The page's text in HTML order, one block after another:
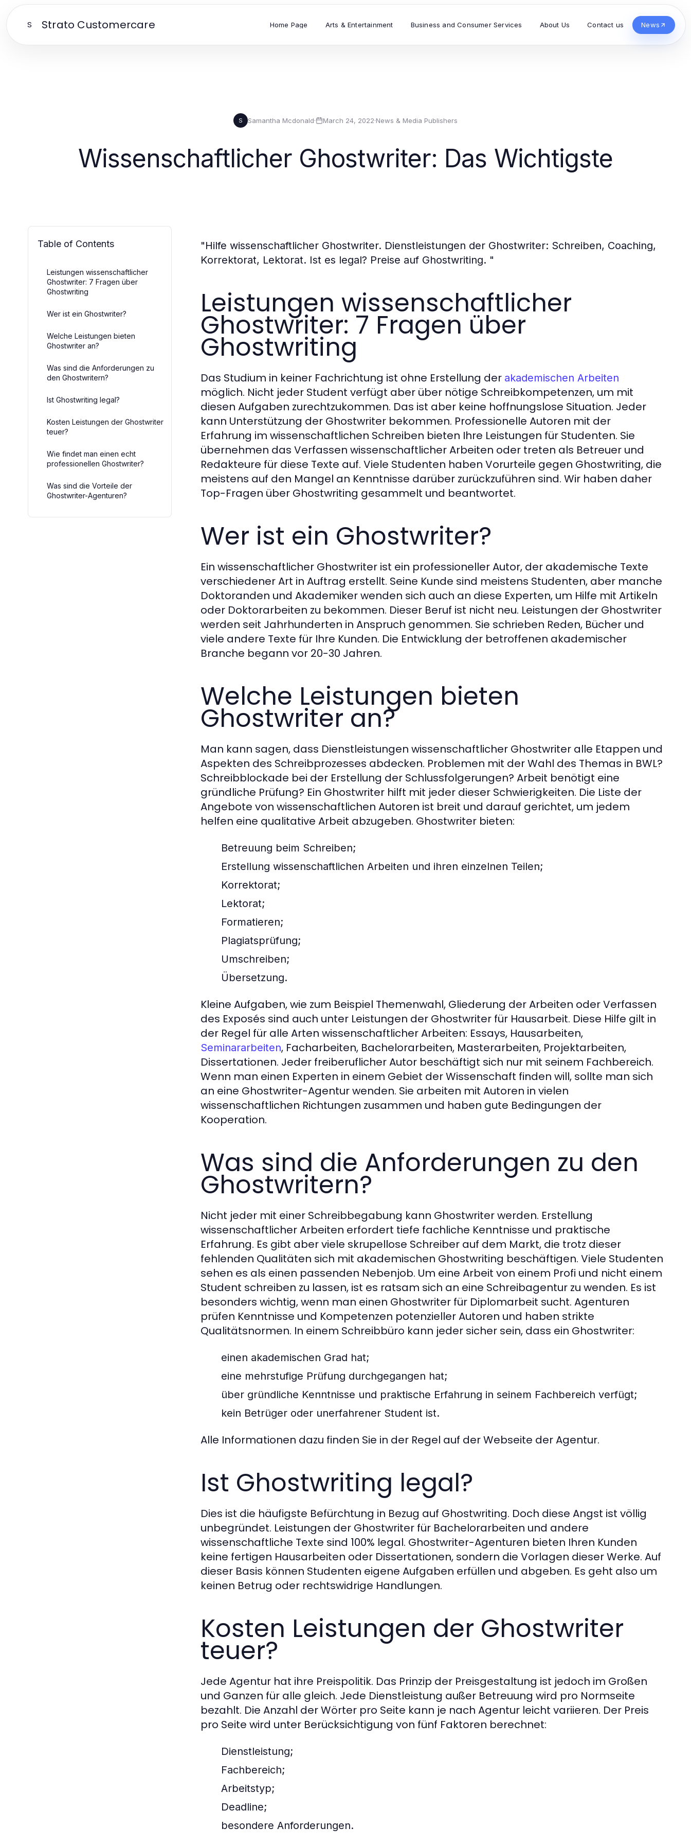
S Strato Customercare Home Page Arts & Entertainment Business and Consumer Services About Us Contact us News
S Samantha Mcdonald· March 24, 2022·News & Media Publishers
Wissenschaftlicher Ghostwriter: Das Wichtigste
Table of Contents
Leistungen wissenschaftlicher
Ghostwriter: 7 Fragen über
Ghostwriting
Wer ist ein Ghostwriter?
Welche Leistungen bieten
Ghostwriter an?
Was sind die Anforderungen zu
den Ghostwritern?
Ist Ghostwriting legal?
Kosten Leistungen der Ghostwriter
teuer?
Wie findet man einen echt
professionellen Ghostwriter?
Was sind die Vorteile der
Ghostwriter-Agenturen?
"Hilfe wissenschaftlicher Ghostwriter. Dienstleistungen der Ghostwriter: Schreiben, Coaching,
Korrektorat, Lektorat. Ist es legal? Preise auf Ghostwriting. "
Leistungen wissenschaftlicher
Ghostwriter: 7 Fragen über
Ghostwriting
Das Studium in keiner Fachrichtung ist ohne Erstellung der akademischen Arbeiten
möglich. Nicht jeder Student verfügt aber über nötige Schreibkompetenzen, um mit
diesen Aufgaben zurechtzukommen. Das ist aber keine hoffnungslose Situation. Jeder
kann Unterstützung der Ghostwriter bekommen. Professionelle Autoren mit der
Erfahrung im wissenschaftlichen Schreiben bieten Ihre Leistungen für Studenten. Sie
übernehmen das Verfassen wissenschaftlicher Arbeiten oder treten als Betreuer und
Redakteure für diese Texte auf. Viele Studenten haben Vorurteile gegen Ghostwriting, die
meistens auf den Mangel an Kenntnisse darüber zurückzuführen sind. Wir haben daher
Top-Fragen über Ghostwriting gesammelt und beantwortet.
Wer ist ein Ghostwriter?
Ein wissenschaftlicher Ghostwriter ist ein professioneller Autor, der akademische Texte
verschiedener Art in Auftrag erstellt. Seine Kunde sind meistens Studenten, aber manche
Doktoranden und Akademiker wenden sich auch an diese Experten, um Hilfe mit Artikeln
oder Doktorarbeiten zu bekommen. Dieser Beruf ist nicht neu. Leistungen der Ghostwriter
werden seit Jahrhunderten in Anspruch genommen. Sie schrieben Reden, Bücher und
viele andere Texte für Ihre Kunden. Die Entwicklung der betroffenen akademischer
Branche begann vor 20-30 Jahren.
Welche Leistungen bieten
Ghostwriter an?
Man kann sagen, dass Dienstleistungen wissenschaftlicher Ghostwriter alle Etappen und
Aspekten des Schreibprozesses abdecken. Problemen mit der Wahl des Themas in BWL?
Schreibblockade bei der Erstellung der Schlussfolgerungen? Arbeit benötigt eine
gründliche Prüfung? Ein Ghostwriter hilft mit jeder dieser Schwierigkeiten. Die Liste der
Angebote von wissenschaftlichen Autoren ist breit und darauf gerichtet, um jedem
helfen eine qualitative Arbeit abzugeben. Ghostwriter bieten:
Betreuung beim Schreiben;
Erstellung wissenschaftlichen Arbeiten und ihren einzelnen Teilen;
Korrektorat;
Lektorat;
Formatieren;
Plagiatsprüfung;
Umschreiben;
Übersetzung.
Kleine Aufgaben, wie zum Beispiel Themenwahl, Gliederung der Arbeiten oder Verfassen
des Exposés sind auch unter Leistungen der Ghostwriter für Hausarbeit. Diese Hilfe gilt in
der Regel für alle Arten wissenschaftlicher Arbeiten: Essays, Hausarbeiten,
Seminararbeiten, Facharbeiten, Bachelorarbeiten, Masterarbeiten, Projektarbeiten,
Dissertationen. Jeder freiberuflicher Autor beschäftigt sich nur mit seinem Fachbereich.
Wenn man einen Experten in einem Gebiet der Wissenschaft finden will, sollte man sich
an eine Ghostwriter-Agentur wenden. Sie arbeiten mit Autoren in vielen
wissenschaftlichen Richtungen zusammen und haben gute Bedingungen der
Kooperation.
Was sind die Anforderungen zu den
Ghostwritern?
Nicht jeder mit einer Schreibbegabung kann Ghostwriter werden. Erstellung
wissenschaftlicher Arbeiten erfordert tiefe fachliche Kenntnisse und praktische
Erfahrung. Es gibt aber viele skrupellose Schreiber auf dem Markt, die trotz dieser
fehlenden Qualitäten sich mit akademischen Ghostwriting beschäftigen. Viele Studenten
sehen es als einen passenden Nebenjob. Um eine Arbeit von einem Profi und nicht einem
Student schreiben zu lassen, ist es ratsam sich an eine Schreibagentur zu wenden. Es ist
besonders wichtig, wenn man einen Ghostwriter für Diplomarbeit sucht. Agenturen
prüfen Kenntnisse und Kompetenzen potenzieller Autoren und haben strikte
Qualitätsnormen. In einem Schreibbüro kann jeder sicher sein, dass ein Ghostwriter:
einen akademischen Grad hat;
eine mehrstufige Prüfung durchgegangen hat;
über gründliche Kenntnisse und praktische Erfahrung in seinem Fachbereich verfügt;
kein Betrüger oder unerfahrener Student ist.
Alle Informationen dazu finden Sie in der Regel auf der Webseite der Agentur.
Ist Ghostwriting legal?
Dies ist die häufigste Befürchtung in Bezug auf Ghostwriting. Doch diese Angst ist völlig
unbegründet. Leistungen der Ghostwriter für Bachelorarbeiten und andere
wissenschaftliche Texte sind 100% legal. Ghostwriter-Agenturen bieten Ihren Kunden
keine fertigen Hausarbeiten oder Dissertationen, sondern die Vorlagen dieser Werke. Auf
dieser Basis können Studenten eigene Aufgaben erfüllen und abgeben. Es geht also um
keinen Betrug oder rechtswidrige Handlungen.
Kosten Leistungen der Ghostwriter
teuer?
Jede Agentur hat ihre Preispolitik. Das Prinzip der Preisgestaltung ist jedoch im Großen
und Ganzen für alle gleich. Jede Dienstleistung außer Betreuung wird pro Normseite
bezahlt. Die Anzahl der Wörter pro Seite kann je nach Agentur leicht variieren. Der Preis
pro Seite wird unter Berücksichtigung von fünf Faktoren berechnet:
Dienstleistung;
Fachbereich;
Arbeitstyp;
Deadline;
besondere Anforderungen.